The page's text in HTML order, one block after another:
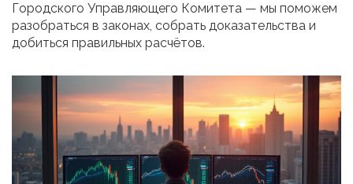
Городского Управляющего Комитета — мы поможем
разобраться в законах, собрать доказательства и
добиться правильных расчётов.